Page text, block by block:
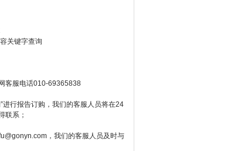
关键字查询
客服电话010-69365838
进行报告订购，我们的客服人员将在24
联系；
，我们的客服人员及时与